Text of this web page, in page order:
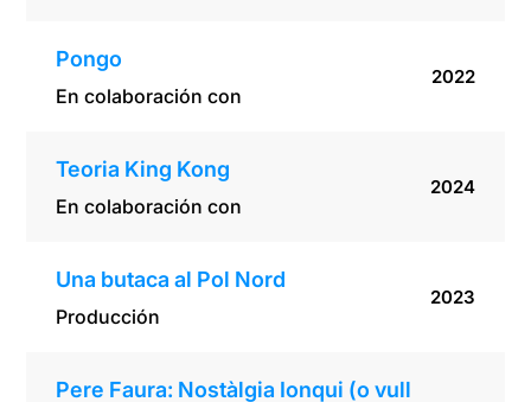
Pongo
En colaboración con
2022
Teoria King Kong
En colaboración con
2024
Una butaca al Pol Nord
Producción
2023
Pere Faura: Nostàlgia Ionqui (o vull